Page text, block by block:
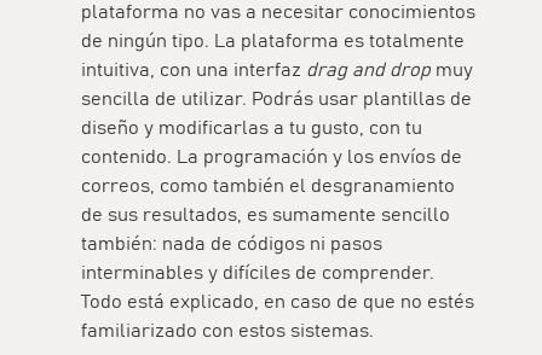
plataforma no vas a necesitar conocimientos
de ningún tipo. La plataforma es totalmente
intuitiva, con una interfaz drag and drop muy
sencilla de utilizar. Podrás usar plantillas de
diseño y modificarlas a tu gusto, con tu
contenido. La programación y los envíos de
correos, como también el desgranamiento
de sus resultados, es sumamente sencillo
también: nada de códigos ni pasos
interminables y difíciles de comprender.
Todo está explicado, en caso de que no estés
familiarizado con estos sistemas.